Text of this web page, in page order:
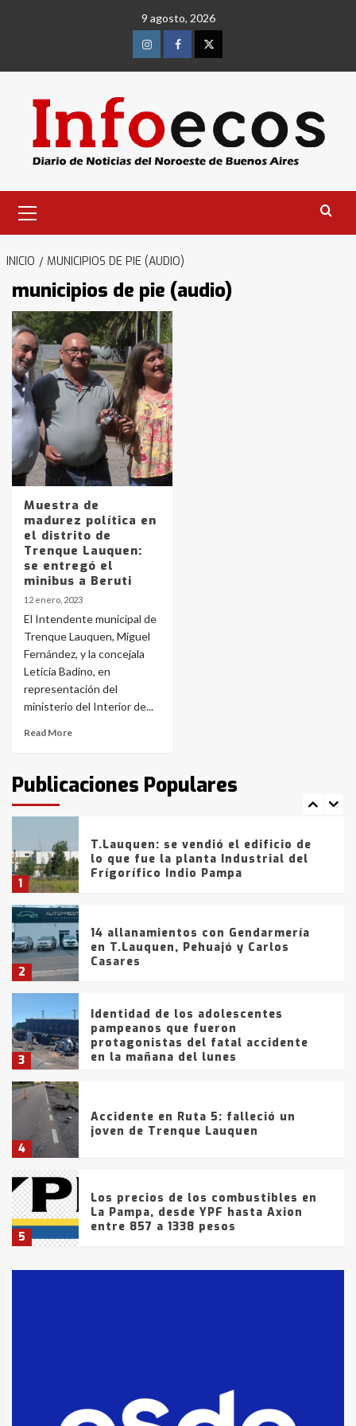
9 agosto, 2026
InstagramFacebookTwitter
primario
INICIO MUNICIPIOS DE PIE (AUDIO)
municipios de pie (audio)
Muestra de
madurez política en
el distrito de
Trenque Lauquen:
se entregó el
minibus a Beruti
12 enero, 2023
El Intendente municipal de
Trenque Lauquen, Miguel
Fernández, y la concejala
Leticia Badino, en
representación del
ministerio del Interior de...
Read More
Publicaciones Populares
3
Identidad de los adolescentes
pampeanos que fueron
protagonistas del fatal accidente
en la mañana del lunes
4
Accidente en Ruta 5: falleció un
joven de Trenque Lauquen
5
Los precios de los combustibles en
6
La Bolsa de Cereales de Bahía
Blanca anticipa que Agosto vendrá
con lluvias y heladas, en gran parte
de la provincia
fueron detenidos por
comercialización de drogas en la
tarde del sábado
1
T.Lauquen: se vendió el edificio de
lo que fue la planta Industrial del
Frígorífico Indio Pampa
2
14 allanamientos con Gendarmería
en T.Lauquen, Pehuajó y Carlos
Casares
3
Identidad de los adolescentes
pampeanos que fueron
protagonistas del fatal accidente
en la mañana del lunes
4
Accidente en Ruta 5: falleció un
joven de Trenque Lauquen
5
Los precios de los combustibles en
La Pampa, desde YPF hasta Axion
entre 857 a 1338 pesos
fueron detenidos por
comercialización de drogas en la
tarde del sábado